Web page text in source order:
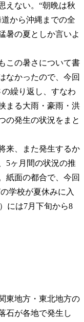
えない。“朝晩は秋
から沖縄までの全
暑の夏としか言いよ
この暑さについて書
なかったので、今回
繰り返し、すなわ
まる大雨・豪雨・洪
の発生の状況をまと
来、また発生するか
5ヶ月間の状況の推
紙面の都合で、今回
学校が夏休みに入
には7月下旬から8
東地方・東北地方の
石が各地で発生し